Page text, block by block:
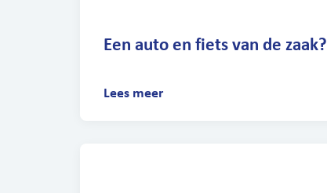
Een auto en fiets van de zaak?
Lees meer